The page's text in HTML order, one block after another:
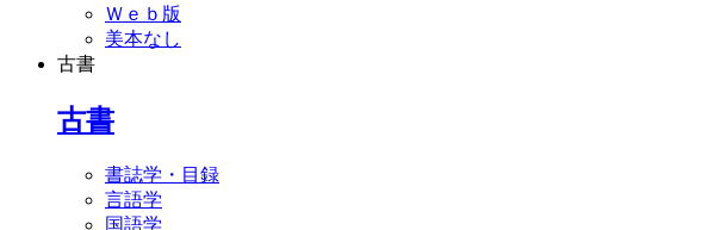
Ｗｅｂ版
美本なし
古書
古書
書誌学・目録
言語学
国語学